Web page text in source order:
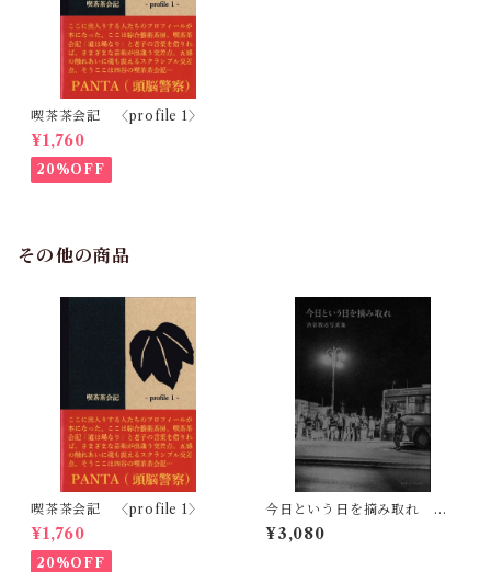
喫茶茶会記 〈profile 1〉
¥1,760
20%OFF
その他の商品
喫茶茶会記 〈profile 1〉
¥1,760
20%OFF
今日という日を摘み取れ 渋
谷敦志写真集 Carpe Diem
Photographs by Atsushi
¥3,080